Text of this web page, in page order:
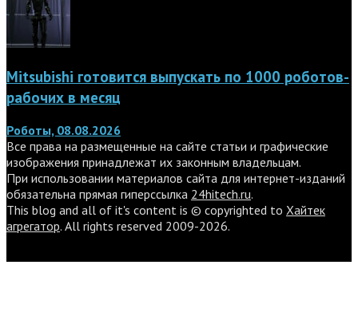
Mitsubishi готовится выпускать по 1000 роботов-
рабочих в месяц
Роботы, 08.08.2026
Все права на размещенные на сайте статьи и графические
изображения принадлежат их законным владельцам.
При использовании материалов сайта для интернет-изданий
обязательна прямая гиперссылка 24hitech.ru.
This blog and all of it's content is © copyrighted to Хайтек
агрегатор. All rights reserved 2009-2026.